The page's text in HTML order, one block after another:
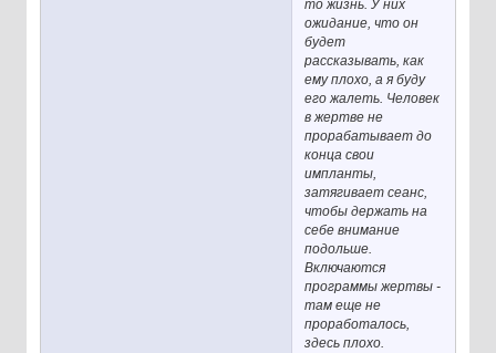
то жизнь. У них
ожидание, что он
будет
рассказывать, как
ему плохо, а я буду
его жалеть. Человек
в жертве не
прорабатывает до
конца свои
импланты,
затягивает сеанс,
чтобы держать на
себе внимание
подольше.
Включаются
программы жертвы -
там еще не
проработалось,
здесь плохо.